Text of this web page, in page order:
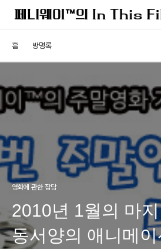
홈 방명록
영화에 관한 잡담
2010년 1월의 마
동서양의 애니메